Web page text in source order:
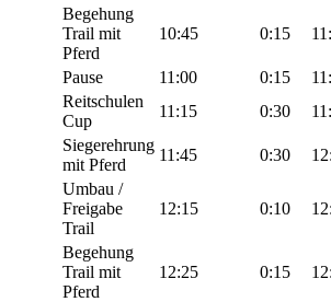
Begehung
Trail mit
Pferd
10:45 0:15
Pause 11:00 0:15
Reitschulen
Cup
11:15 0:30
Siegerehrung
mit Pferd
11:45 0:30
Umbau /
Freigabe
Trail
12:15 0:10
Begehung
Trail mit
Pferd
12:25 0:15